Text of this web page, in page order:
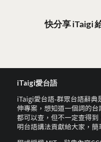
快分享 iTaigi
iTaigi愛台語
iTaigi愛台語-群眾台語辭典
伸專案，想知道一個詞的
都可以查，但不一定查得
明台語講法貢獻給大家，